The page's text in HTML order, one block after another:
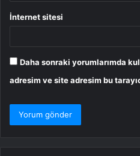
İnternet sitesi
Daha sonraki yorumlarımda
adresim ve site adresim bu